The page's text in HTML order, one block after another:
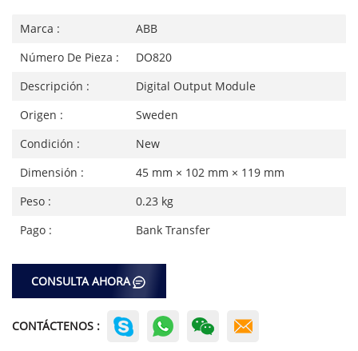
Marca :
ABB
Número De Pieza :
DO820
Descripción :
Digital Output Module
Origen :
Sweden
Condición :
New
Dimensión :
45 mm × 102 mm × 119 mm
Peso :
0.23 kg
Pago :
Bank Transfer
CONSULTA AHORA
CONTÁCTENOS :